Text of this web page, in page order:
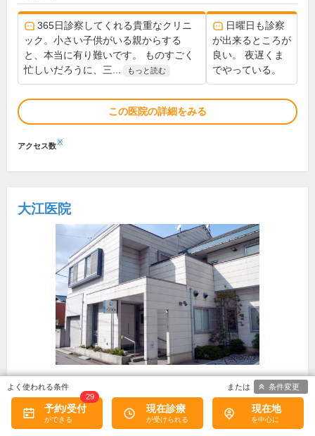
365日診察してくれる貴重なクリニ
ック。小さい子供がいる親からする
と、本当に有り難いです。 ものすごく
忙しいだろうに、三...
もっと読む
日曜日も診察
が出来るところが
良い。 夜遅くま
でやっている。
この医院の詳細をみる
アクセス数※
大江医院
所在地・電話番号
お花茶屋駅
東京都葛飾区東堀切2丁目5-15[地図]
予約/受付
29
現在診療 現在地
条件変更